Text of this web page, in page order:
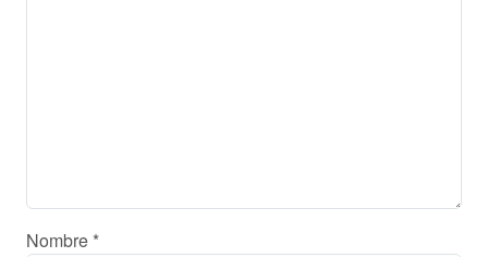
Nombre *